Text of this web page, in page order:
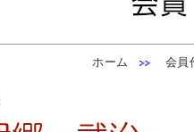
ホーム 会員